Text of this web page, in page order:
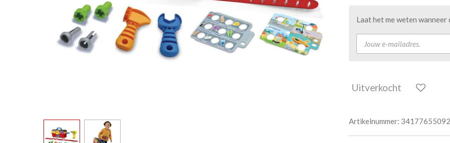
Laat het me weten
Uitverkocht
Artikelnummer: